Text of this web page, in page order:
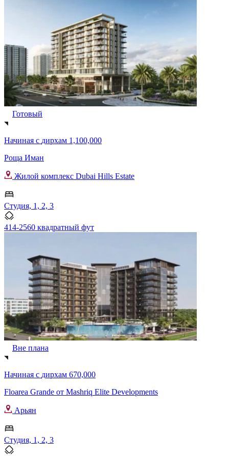
Готовый
Начиная с дирхам 1,100,000
Роща Иман
Жилой комплекс Dubai Hills Estate
Студия, 1, 2, 3
414-2560 квадратный фут
Вне плана
Начиная с дирхам 670,000
Floarea Grande от Mashriq Elite Developments
Арьян
Студия, 1, 2, 3